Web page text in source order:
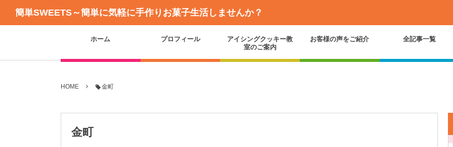
簡単SWEETS～簡単に気軽に手作りお菓子生活しませんか？
ホーム プロフィール
アイシングクッキー教
室のご案内
お客様の声をご紹介 全記事一覧
HOME 金町
金町